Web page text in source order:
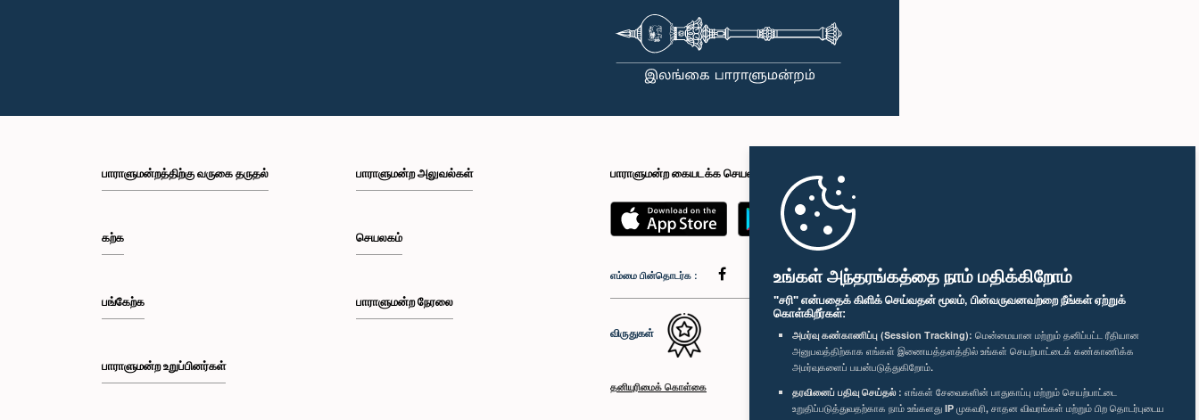
உங்கள் அந்தரங்கத்தை நாம் மதிக்கிறோம்
"சரி" என்பதைக் கிளிக் செய்வதன் மூலம், பின்வருவனவற்றை நீங்கள் ஏற்றுக்
கொள்கிறீர்கள்:
அமர்வு கண்காணிப்பு (Session Tracking): மென்மையான மற்றும் தனிப்பட்ட ரீதியான
அனுபவத்திற்காக எங்கள் இணையத்தளத்தில் உங்கள் செயற்பாட்டைக் கண்காணிக்க
அமர்வுகளைப் பயன்படுத்துகிறோம்.
தரவினைப் பதிவு செய்தல் : எங்கள் சேவைகளின் பாதுகாப்பு மற்றும் செயற்பாட்டை
உறுதிப்படுத்துவதற்காக நாம் உங்களது IP முகவரி, சாதன விவரங்கள் மற்றும் பிற தொடர்புடைய
பாராளுமன்றத்திற்கு வருகை தருதல்
கற்க
பங்கேற்க
பாராளுமன்ற உறுப்பினர்கள்
பாராளுமன்ற அலுவல்கள்
செயலகம்
பாராளுமன்ற நேரலை
பாராளுமன்ற கையடக்க செயலி
எம்மை பின்தொடர்க :
விருதுகள்
தனியுரிமைக் கொள்கை